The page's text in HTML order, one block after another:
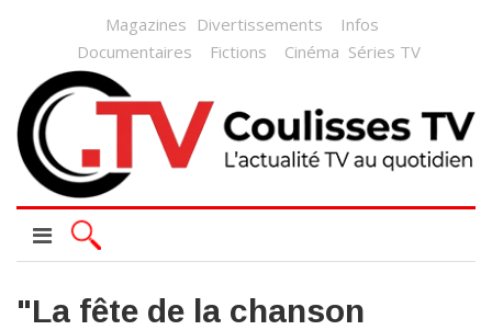
Magazines Divertissements
Infos
Documentaires
Fictions Cinéma Séries TV
"La fête de la chanson